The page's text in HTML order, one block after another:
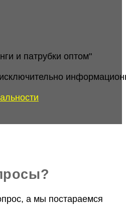
и патрубки оптом"
а мы постараемся